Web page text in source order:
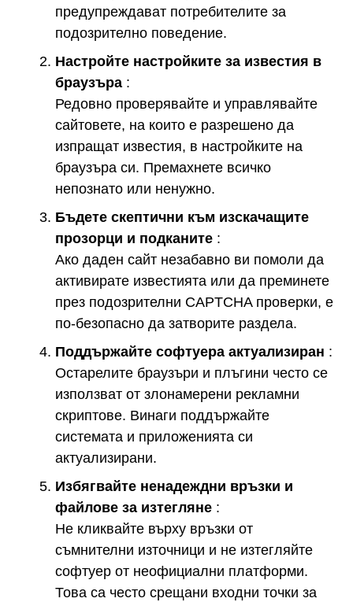
предупреждават потребителите за
подозрително поведение.
Настройте настройките за известия в
браузъра :
Редовно проверявайте и управлявайте
сайтовете, на които е разрешено да
изпращат известия, в настройките на
браузъра си. Премахнете всичко
непознато или ненужно.
Бъдете скептични към изскачащите
прозорци и подканите :
Ако даден сайт незабавно ви помоли да
активирате известията или да преминете
през подозрителни CAPTCHA проверки, е
по-безопасно да затворите раздела.
Поддържайте софтуера актуализиран :
Остарелите браузъри и плъгини често се
използват от злонамерени рекламни
скриптове. Винаги поддържайте
системата и приложенията си
актуализирани.
Избягвайте ненадеждни връзки и
файлове за изтегляне :
Не кликвайте върху връзки от
съмнителни източници и не изтегляйте
софтуер от неофициални платформи.
Това са често срещани входни точки за